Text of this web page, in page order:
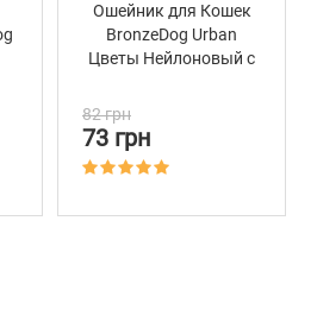
Ошейник для Кошек
BronzeDog Urban
Цветы Нейлоновый с
Колокольчиком
82 грн
73 грн